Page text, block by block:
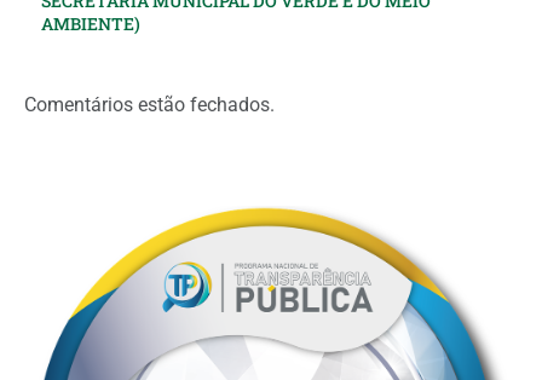
AMBIENTE)
Comentários estão fechados.